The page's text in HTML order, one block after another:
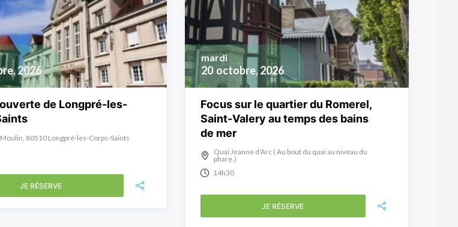
2026
de Longpré-les-
Moulin, 80510 Longpré-les-Corps-Saints
JE RÉSERVE
20 octobre, 2026
mardi
Focus sur le quartier du Romerel,
Saint-Valery au temps des bains
de mer
Quai Jeanne d'Arc ( Au bout du quai au niveau du
phare.)
14h30
JE RÉSERVE